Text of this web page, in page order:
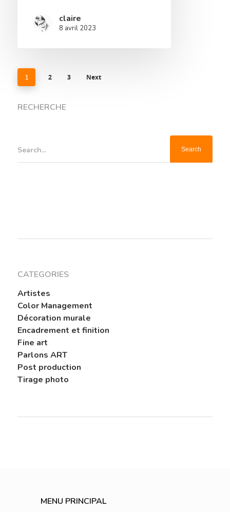
claire
8 avril 2023
1 2 3 Next
RECHERCHE
Search...
CATEGORIES
Artistes
Color Management
Décoration murale
Encadrement et finition
Fine art
Parlons ART
Post production
Tirage photo
MENU PRINCIPAL